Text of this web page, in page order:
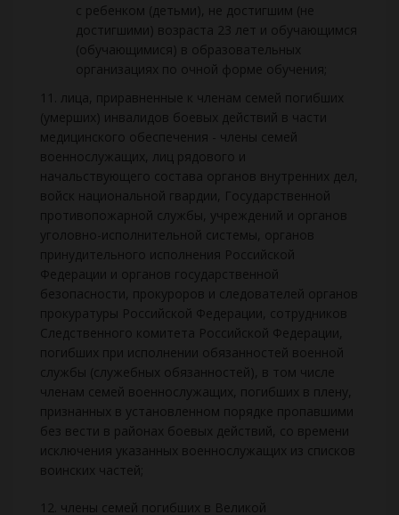
с ребенком (детьми), не достигшим (не
достигшими) возраста 23 лет и обучающимся
(обучающимися) в образовательных
организациях по очной форме обучения;
11. лица, приравненные к членам семей погибших
(умерших) инвалидов боевых действий в части
медицинского обеспечения - члены семей
военнослужащих, лиц рядового и
начальствующего состава органов внутренних дел,
войск национальной гвардии, Государственной
противопожарной службы, учреждений и органов
уголовно-исполнительной системы, органов
принудительного исполнения Российской
Федерации и органов государственной
безопасности, прокуроров и следователей органов
прокуратуры Российской Федерации, сотрудников
Следственного комитета Российской Федерации,
погибших при исполнении обязанностей военной
службы (служебных обязанностей), в том числе
членам семей военнослужащих, погибших в плену,
признанных в установленном порядке пропавшими
без вести в районах боевых действий, со времени
исключения указанных военнослужащих из списков
воинских частей;
12. члены семей погибших в Великой